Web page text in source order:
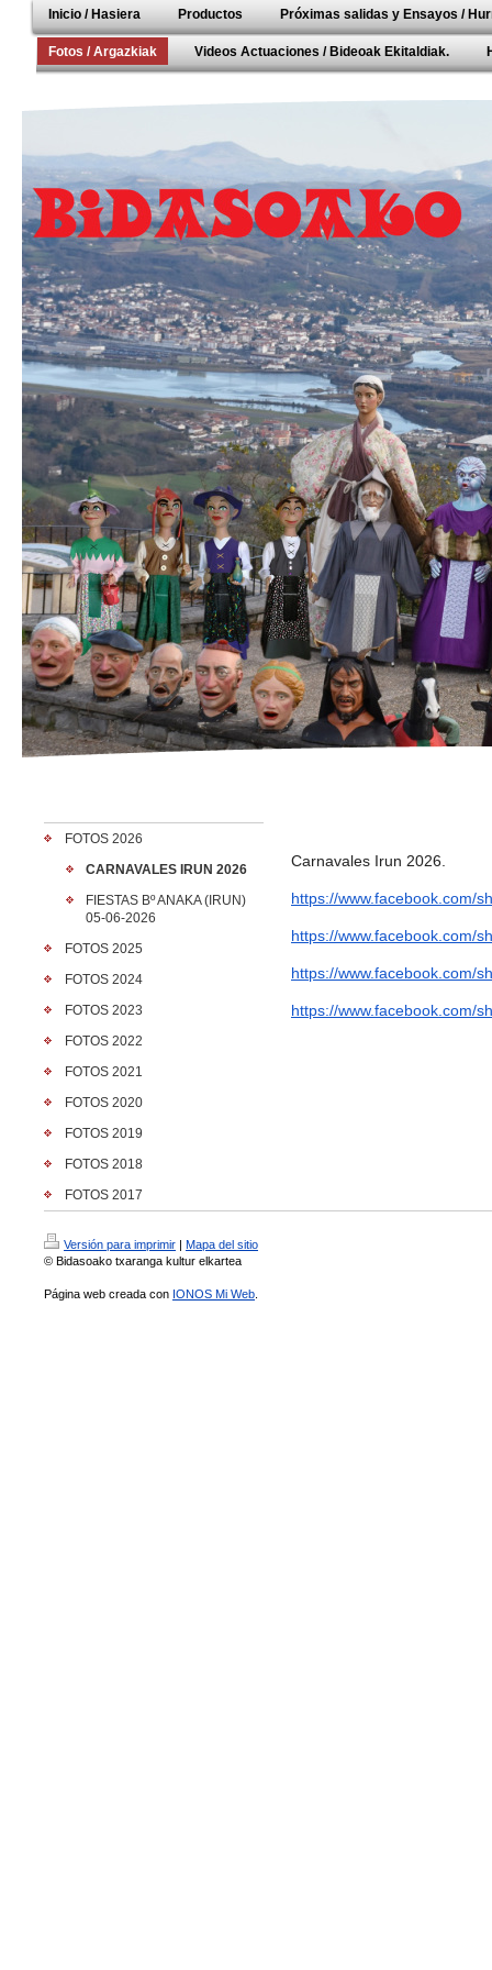
Inicio / Hasiera Productos Próximas salidas y Ensayos /
Fotos / Argazkiak Videos Actuaciones / Bideoak Ekitaldiak.
FOTOS 2026
CARNAVALES IRUN 2026
FIESTAS Bº ANAKA (IRUN)
05-06-2026
FOTOS 2025
FOTOS 2024
FOTOS 2023
FOTOS 2022
FOTOS 2021
FOTOS 2020
FOTOS 2019
FOTOS 2018
FOTOS 2017
Carnavales Irun 2026.
https://www.facebook.com/
https://www.facebook.com/
https://www.facebook.com/
https://www.facebook.com/
Versión para imprimir | Mapa del sitio
© Bidasoako txaranga kultur elkartea
Página web creada con IONOS Mi Web